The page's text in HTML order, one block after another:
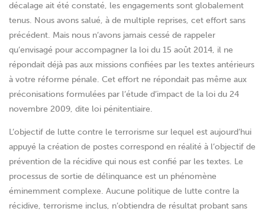
décalage ait été constaté, les engagements sont globalement
tenus. Nous avons salué, à de multiple reprises, cet effort sans
précédent. Mais nous n’avons jamais cessé de rappeler
qu’envisagé pour accompagner la loi du 15 août 2014, il ne
répondait déjà pas aux missions confiées par les textes antérieurs
à votre réforme pénale. Cet effort ne répondait pas même aux
préconisations formulées par l’étude d’impact de la loi du 24
novembre 2009, dite loi pénitentiaire.
L’objectif de lutte contre le terrorisme sur lequel est aujourd’hui
appuyé la création de postes correspond en réalité à l’objectif de
prévention de la récidive qui nous est confié par les textes. Le
processus de sortie de délinquance est un phénomène
éminemment complexe. Aucune politique de lutte contre la
récidive, terrorisme inclus, n’obtiendra de résultat probant sans